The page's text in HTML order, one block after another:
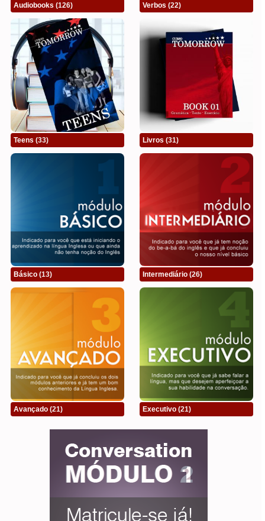
Audiobooks (126) Verbos(22)
Teens (33) Livros(31)
Básico (13) Intermediário(26)
Avançado (21) Executivo(21)